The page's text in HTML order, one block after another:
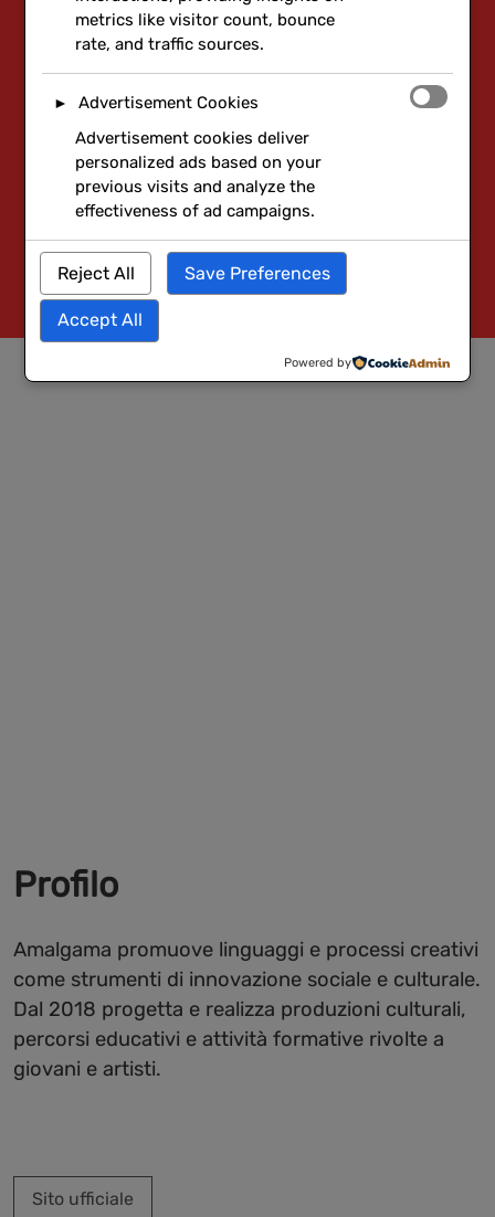
Profilo
Amalgama promuove linguaggi e processi creativi
come strumenti di innovazione sociale e culturale.
Dal 2018 progetta e realizza produzioni culturali,
percorsi educativi e attività formative rivolte a
giovani e artisti.
Sito ufficiale
metrics like visitor count, bounce
rate, and traffic sources.
►
Advertisement Cookies
Advertisement cookies deliver
personalized ads based on your
previous visits and analyze the
effectiveness of ad campaigns.
Reject All Save Preferences
Accept All
Powered by